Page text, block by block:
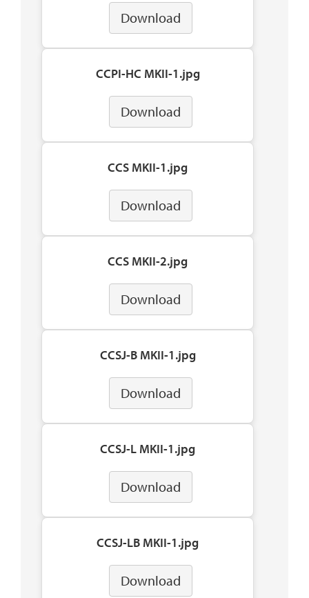
Download
CCPI-HC MKII-1.jpg
Download
CCS MKII-1.jpg
Download
CCS MKII-2.jpg
Download
CCSJ-B MKII-1.jpg
Download
CCSJ-L MKII-1.jpg
Download
CCSJ-LB MKII-1.jpg
Download